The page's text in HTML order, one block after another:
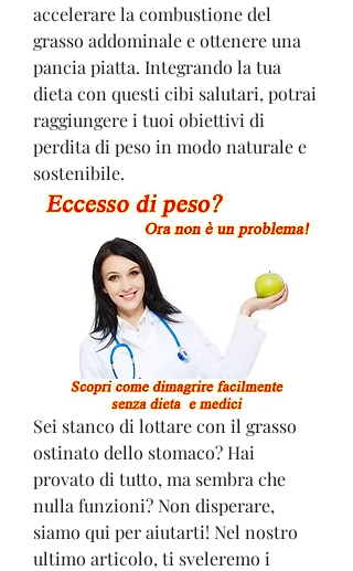
accelerare la combustione del
grasso addominale e ottenere una
pancia piatta. Integrando la tua
dieta con questi cibi salutari, potrai
raggiungere i tuoi obiettivi di
perdita di peso in modo naturale e
sostenibile.
Sei stanco di lottare con il grasso
ostinato dello stomaco? Hai
provato di tutto, ma sembra che
nulla funzioni? Non disperare,
siamo qui per aiutarti! Nel nostro
ultimo articolo, ti sveleremo i